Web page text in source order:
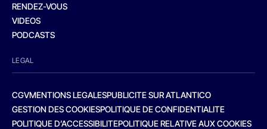
RENDEZ-VOUS
VIDEOS
PODCASTS
LEGAL
CGVMENTIONS LEGALESPUBLICITE SUR ATLANTICO
GESTION DES COOKIESPOLITIQUE DE CONFIDENTIALITE
POLITIQUE D’ACCESSIBILITEPOLITIQUE RELATIVE AUX COOKIES